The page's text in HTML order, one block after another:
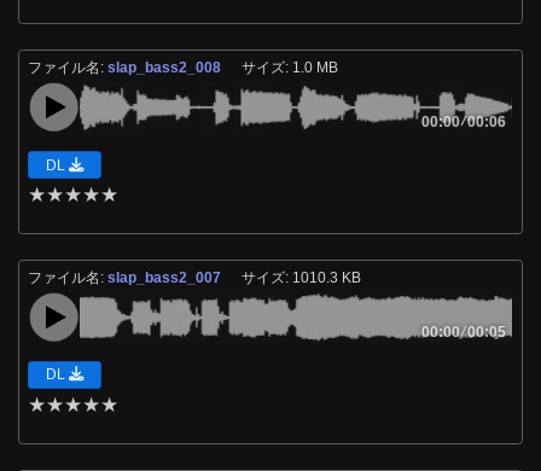
ファイル名:slap_bass2_008 サイズ: 1.0 MB
00:00/00:06
DL
★★★★★
ファイル名:slap_bass2_007 サイズ: 1010.3 KB
00:00 /00:05
DL
★★★★★